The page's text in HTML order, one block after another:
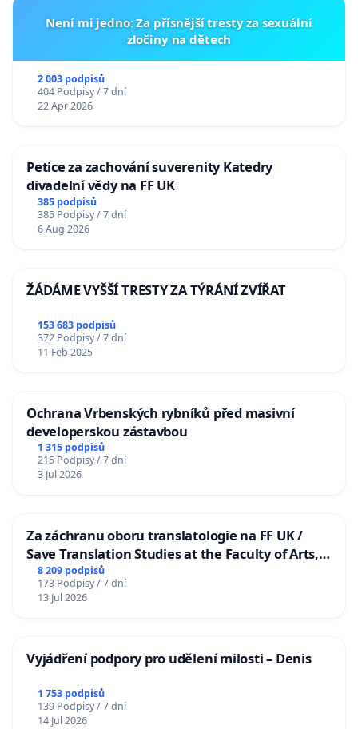
Není mi jedno: Za přísnější tresty za sexuální
zločiny na dětech
2 003 podpisů
404 Podpisy / 7 dní
22 Apr 2026
Petice za zachování suverenity Katedry
divadelní vědy na FF UK
385 podpisů
385 Podpisy / 7 dní
6 Aug 2026
ŽÁDÁME VYŠŠÍ TRESTY ZA TÝRÁNÍ ZVÍŘAT
153 683 podpisů
372 Podpisy / 7 dní
11 Feb 2025
Ochrana Vrbenských rybníků před masivní
developerskou zástavbou
1 315 podpisů
215 Podpisy / 7 dní
3 Jul 2026
Za záchranu oboru translatologie na FF UK /
Save Translation Studies at the Faculty of Arts,
Charles University
8 209 podpisů
173 Podpisy / 7 dní
13 Jul 2026
Vyjádření podpory pro udělení milosti – Denis
1 753 podpisů
139 Podpisy / 7 dní
14 Jul 2026